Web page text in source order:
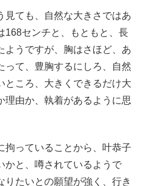
見ても、自然な大きさではあ
168センチと、もともと、長
ようですが、胸はさほど、あ
って、豊胸するにしろ、自然
ところ、大きくできるだけ大
理由か、執着があるように思
拘っていることから、叶恭子
かと、噂されているようで
たいとの願望が強く、行き